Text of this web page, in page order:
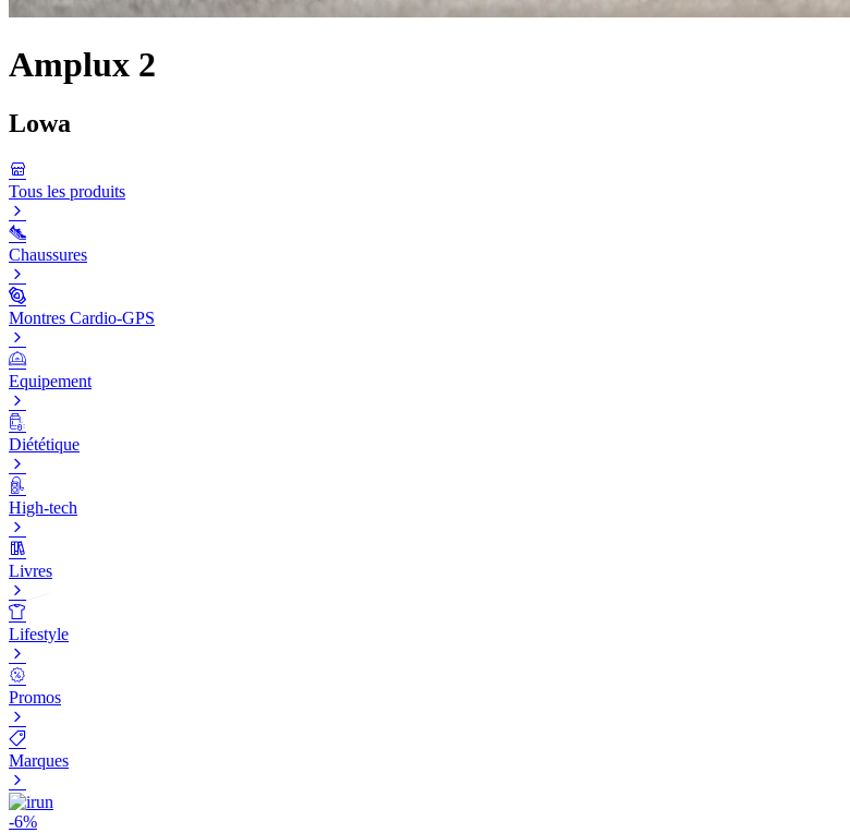
Amplux 2
Lowa
Tous les produits
Chaussures
Montres Cardio-GPS
Equipement
Diététique
High-tech
Livres
Lifestyle
Promos
Marques
-6%